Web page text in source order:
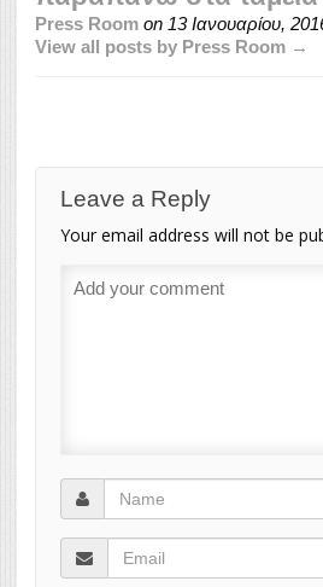
Press Room on 13 Ιανουαρίου,
View all posts by Press Room →
Leave a Reply
Your email address will not be